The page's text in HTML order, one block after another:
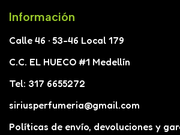
Información
Calle 46 · 53-46 Local 179
C.C. EL HUECO #1 Medellín
Tel: 317 6655272
siriusperfumeria@gmail.com
Políticas de envío, devoluciones y